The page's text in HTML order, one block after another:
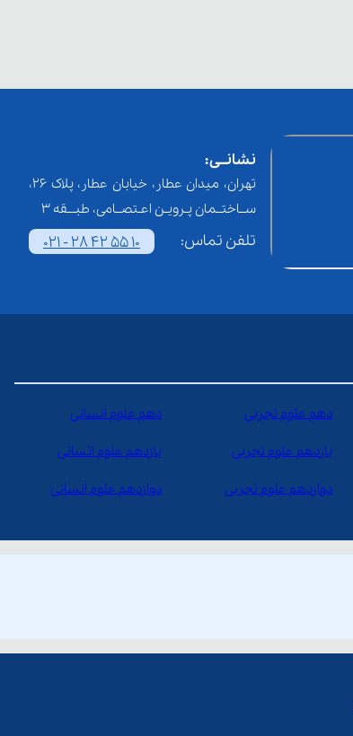
نشانــی:
تهران، میدان عطار، خیابان عطار، پلاک 26،
ســاختــمان پـرویـن اعـتصــامی، طبـــقه 3
تلفن تماس: 021 - 28 42 55 10
دهم علوم تجربی دهم علوم انسانی
یازدهم علوم تجربی یازدهم علوم انسانی
دوازدهم علوم تجربی دوازدهم علوم انسانی